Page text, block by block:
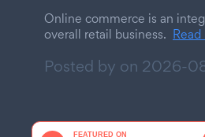
Online commerce is an
overall retail business.
Posted by on 2026-